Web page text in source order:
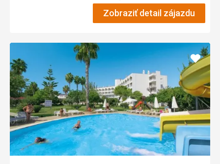
Zobraziť detail zájazdu
Pridať
do